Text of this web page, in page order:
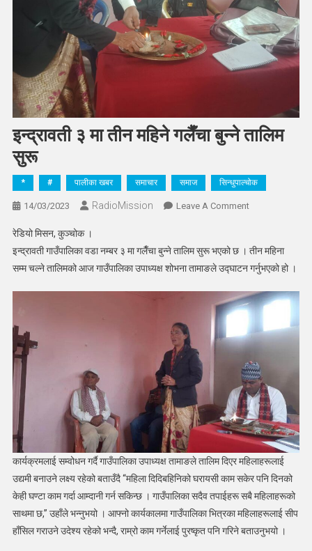
इन्द्रावती ३ मा तीन महिने गलैँचा बुन्ने तालिम
सुरू
* # पालीका खबर समाचार समाज सिन्धुपाल्चोक
14/03/2023 RadioMission Leave A CommentOn
मा
तीन
गलैँचा
तालिम
सुरू
रेडियो मिसन, कुञ्चोक ।
इन्द्रावती गाउँपालिका वडा नम्बर ३ मा गलैँचा बुन्ने तालिम सुरू भएको छ । तीन महिना
सम्म चल्ने तालिमको आज गाउँपालिका उपाध्यक्ष शोभना तामाङले उद्घाटन गर्नुभएको हो ।
कार्यक्रमलाई सम्वोधन गर्दै गाउँपालिका उपाध्यक्ष तामाङले तालिम दिएर महिलाहरूलाई
उद्यमी बनाउने लक्ष्य रहेको बताउँदै “महिला दिदिबहिनिको घरायसी काम सकेर पनि दिनको
केही घण्टा काम गर्दा आम्दानी गर्न सकिन्छ । गाउँपालिका सदैव तपाईहरू सबै महिलाहरूको
साथमा छ,” उहाँले भन्नुभयो । आफ्नो कार्यकालमा गाउँपालिका भित्रका महिलाहरूलाई सीप
हाँसिल गराउने उदेश्य रहेको भन्दै, राम्रो काम गर्नेलाई पुरष्कृत पनि गरिने बताउनुभयो ।